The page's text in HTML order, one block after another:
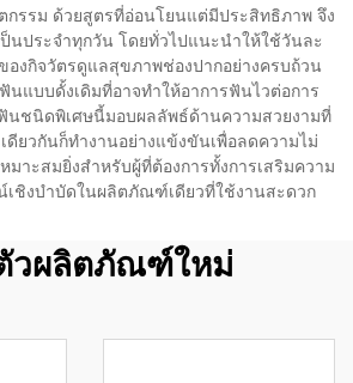
กรรม ด้วยสูตรที่อ่อนโยนแต่มีประสิทธิภาพ จึง
นประจำทุกวัน โดยทั่วไปแนะนำให้ใช้วันละ
องกิจวัตรดูแลสุขภาพช่องปากอย่างครบถ้วน
นแบบดั้งเดิมที่อาจทำให้อาการฟันไวต่อการ
นชนิดพิเศษนี้มอบผลลัพธ์ด้านความสวยงามที่
ดียวกันก็ทำงานอย่างแข้งขันเพื่อลดความไม่
มาะสมยิ่งสำหรับผู้ที่ต้องการทั้งการเสริมความ
เชิงบำบัดในผลิตภัณฑ์เดียวที่ใช้งานสะดวก
วผลิตภัณฑ์ใหม่